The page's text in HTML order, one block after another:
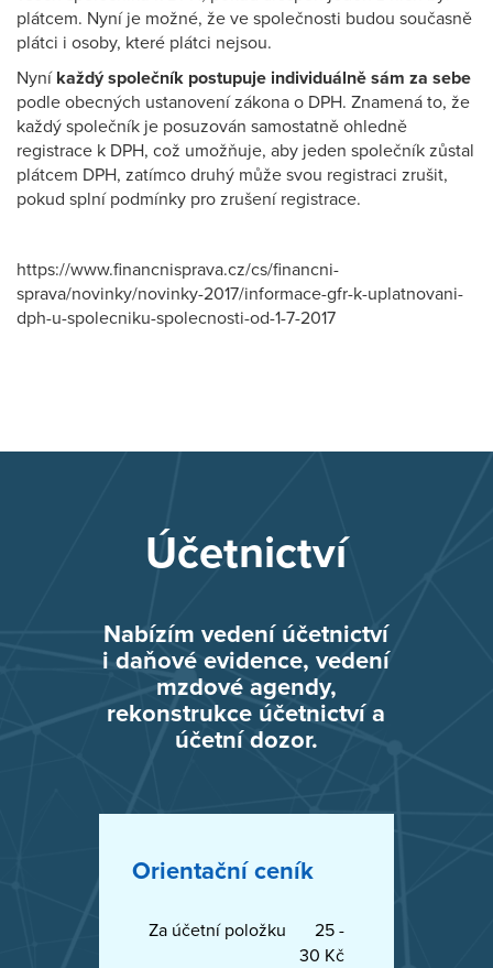
plátcem. Nyní je možné, že ve společnosti budou současně
plátci i osoby, které plátci nejsou.
Nyní každý společník postupuje individuálně sám za sebe
podle obecných ustanovení zákona o DPH. Znamená to, že
každý společník je posuzován samostatně ohledně
registrace k DPH, což umožňuje, aby jeden společník zůstal
plátcem DPH, zatímco druhý může svou registraci zrušit,
pokud splní podmínky pro zrušení registrace.​
https://www.financnisprava.cz/cs/financni-
sprava/novinky/novinky-2017/informace-gfr-k-uplatnovani-
dph-u-spolecniku-spolecnosti-od-1-7-2017
Účetnictví
Nabízím vedení účetnictví
i daňové evidence, vedení
mzdové agendy,
rekonstrukce účetnictví a
účetní dozor.
Orientační ceník
Za účetní položku
25 -
30 Kč